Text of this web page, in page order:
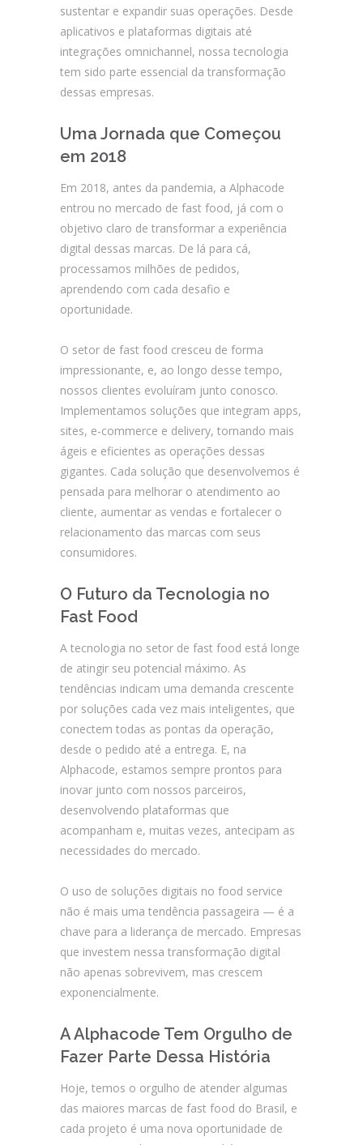
sustentar e expandir suas operações. Desde
aplicativos e plataformas digitais até
integrações omnichannel, nossa tecnologia
tem sido parte essencial da transformação
dessas empresas.
Uma Jornada que Começou
em 2018
Em 2018, antes da pandemia, a Alphacode
entrou no mercado de fast food, já com o
objetivo claro de transformar a experiência
digital dessas marcas. De lá para cá,
processamos milhões de pedidos,
aprendendo com cada desafio e
oportunidade.
O setor de fast food cresceu de forma
impressionante, e, ao longo desse tempo,
nossos clientes evoluíram junto conosco.
Implementamos soluções que integram apps,
sites, e-commerce e delivery, tornando mais
ágeis e eficientes as operações dessas
gigantes. Cada solução que desenvolvemos é
pensada para melhorar o atendimento ao
cliente, aumentar as vendas e fortalecer o
relacionamento das marcas com seus
consumidores.
O Futuro da Tecnologia no
Fast Food
A tecnologia no setor de fast food está longe
de atingir seu potencial máximo. As
tendências indicam uma demanda crescente
por soluções cada vez mais inteligentes, que
conectem todas as pontas da operação,
desde o pedido até a entrega. E, na
Alphacode, estamos sempre prontos para
inovar junto com nossos parceiros,
desenvolvendo plataformas que
acompanham e, muitas vezes, antecipam as
necessidades do mercado.
O uso de soluções digitais no food service
não é mais uma tendência passageira — é a
chave para a liderança de mercado. Empresas
que investem nessa transformação digital
não apenas sobrevivem, mas crescem
exponencialmente.
A Alphacode Tem Orgulho de
Fazer Parte Dessa História
Hoje, temos o orgulho de atender algumas
das maiores marcas de fast food do Brasil, e
cada projeto é uma nova oportunidade de